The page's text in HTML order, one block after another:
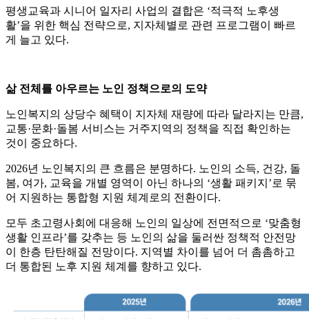
평생교육과 시니어 일자리 사업의 결합은 ‘적극적 노후생
활’을 위한 핵심 전략으로, 지자체별로 관련 프로그램이 빠르
게 늘고 있다.
삶 전체를 아우르는 노인 정책으로의 도약
노인복지의 상당수 혜택이 지자체 재량에 따라 달라지는 만큼,
교통·문화·돌봄 서비스는 거주지역의 정책을 직접 확인하는
것이 중요하다.
2026년 노인복지의 큰 흐름은 분명하다. 노인의 소득, 건강, 돌
봄, 여가, 교육을 개별 영역이 아닌 하나의 ‘생활 패키지’로 묶
어 지원하는 통합형 지원 체계로의 전환이다.
모두 초고령사회에 대응해 노인의 일상에 전면적으로 ‘맞춤형
생활 인프라’를 갖추는 등 노인의 삶을 둘러싼 정책적 안전망
이 한층 탄탄해질 전망이다. 지역별 차이를 넘어 더 촘촘하고
더 통합된 노후 지원 체계를 향하고 있다.